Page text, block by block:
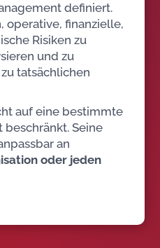
definiert.
operative, finanzielle,
Risiken zu
und zu
tatsächlichen
auf eine bestimmte
beschränkt. Seine
an
oder jeden